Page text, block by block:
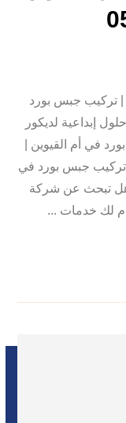
| تركيب جبس بورد
إبداعية لديكور
في أم القيوين |
تركيب جبس بورد في
هل تبحث عن شركة
لك خدمات ...